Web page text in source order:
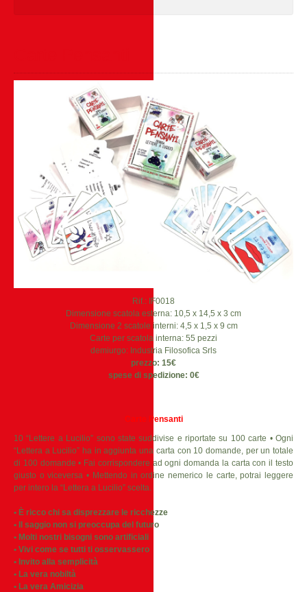
Rif.: IF0018
Dimensione scatola esterna: 10,5 x 14,5 x 3 cm
Dimensione 2 scatole interni: 4,5 x 1,5 x 9 cm
Carte per scatola interna: 55 pezzi
demiurgo: Industria Filosofica Srls
prezzo: 15€
spese di spedizione: 0€
Carte Pensanti
10 “Lettere a Lucilio” sono state suddivise e riportate su 100 carte • Ogni
“Lettera a Lucilio” ha in aggiunta una carta con 10 domande, per un totale
di 100 domande • Fai corrispondere ad ogni domanda la carta con il testo
giusto o viceversa • Mettendo in ordine nemerico le carte, potrai leggere
per intero la “Lettera a Lucilio” scelta.
• È ricco chi sa disprezzare le ricchezze
• Il saggio non si preoccupa del futuro
• Molti nostri bisogni sono artificiali
• Vivi come se tutti ti osservassero
• Invito alla semplicità
• La vera nobiltà
• La vera Amicizia